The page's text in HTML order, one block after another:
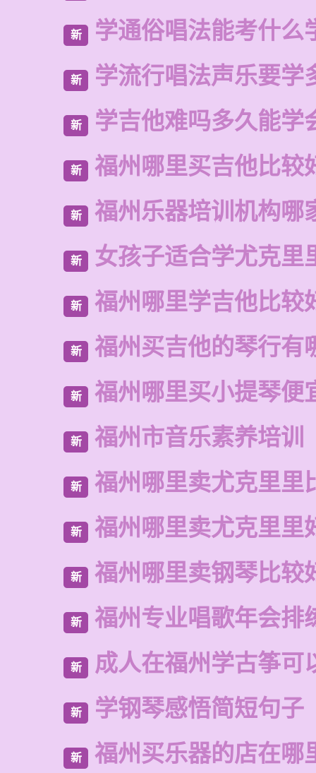
新 学通俗唱法能考什么
新 学流行唱法声乐要学
新 学吉他难吗多久能学
新 福州哪里买吉他比较
新 福州乐器培训机构哪
新 女孩子适合学尤克里
新 福州哪里学吉他比较
新 福州买吉他的琴行有
新 福州哪里买小提琴便
新 福州市音乐素养培训
新 福州哪里卖尤克里里
新 福州哪里卖尤克里里
新 福州哪里卖钢琴比较
新 福州专业唱歌年会排
新 成人在福州学古筝可
新 学钢琴感悟简短句子
新 福州买乐器的店在哪